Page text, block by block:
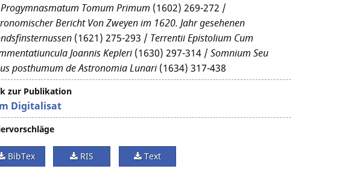
Tomum Primum (1602) 269-272 /
Bericht Von Zweyen im 1620. Jahr gesehenen
(1621) 275-293 / Terrentii Epistolium Cum
Joannis Kepleri(1630) 297-314 /Somnium Seu
posthumum de Astronomia Lunari(1634) 317-438
zur Publikation
Digitalisat
BibTex RIS Text